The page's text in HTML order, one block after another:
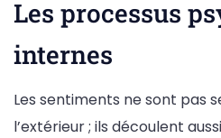
Les processus
internes
Les sentiments ne sont pas
l’extérieur ; ils découlent